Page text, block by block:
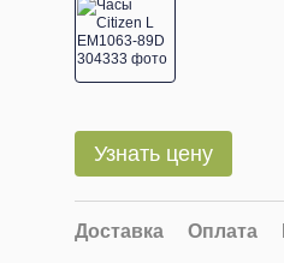
Узнать цену
Доставка Оплата